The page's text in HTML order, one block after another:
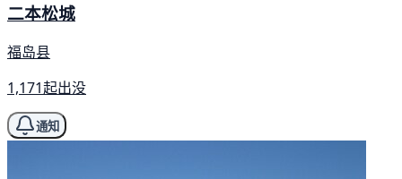
二本松城
福岛县
1,171起出没
通知